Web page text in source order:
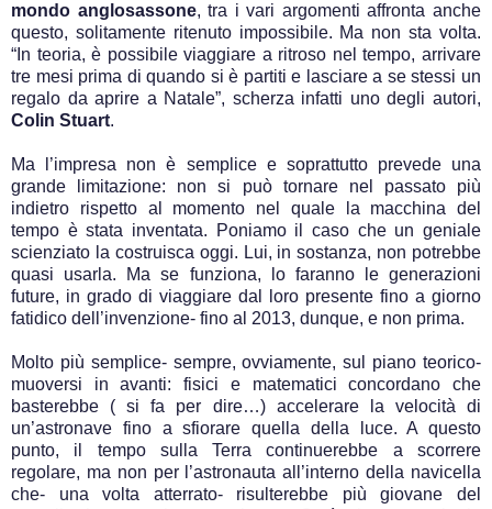
mondo anglosassone, tra i vari argomenti affronta anche
questo, solitamente ritenuto impossibile. Ma non sta volta.
“In teoria, è possibile viaggiare a ritroso nel tempo, arrivare
tre mesi prima di quando si è partiti e lasciare a se stessi un
regalo da aprire a Natale”, scherza infatti uno degli autori,
Colin Stuart.
Ma l’impresa non è semplice e soprattutto prevede una
grande limitazione: non si può tornare nel passato più
indietro rispetto al momento nel quale la macchina del
tempo è stata inventata. Poniamo il caso che un geniale
scienziato la costruisca oggi. Lui, in sostanza, non potrebbe
quasi usarla. Ma se funziona, lo faranno le generazioni
future, in grado di viaggiare dal loro presente fino a giorno
fatidico dell’invenzione- fino al 2013, dunque, e non prima.
Molto più semplice- sempre, ovviamente, sul piano teorico-
muoversi in avanti: fisici e matematici concordano che
basterebbe ( si fa per dire…) accelerare la velocità di
un’astronave fino a sfiorare quella della luce. A questo
punto, il tempo sulla Terra continuerebbe a scorrere
regolare, ma non per l’astronauta all’interno della navicella
che- una volta atterrato- risulterebbe più giovane del